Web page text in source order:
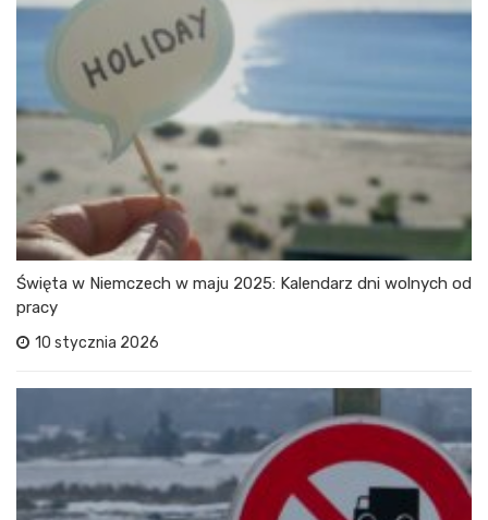
Święta w Niemczech w maju 2025: Kalendarz dni wolnych od
pracy
10 stycznia 2026